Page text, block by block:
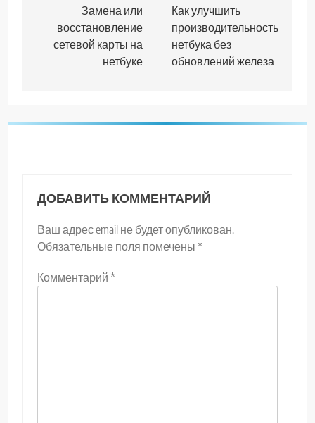
записям
Замена или
восстановление
сетевой карты на
нетбуке
Как улучшить
производительность
нетбука без
обновлений железа
ДОБАВИТЬ КОММЕНТАРИЙ
Ваш адрес email не будет опубликован.
Обязательные поля помечены *
Комментарий *